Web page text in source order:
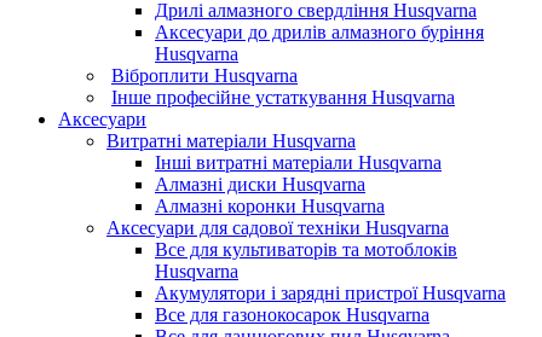
Дрилі алмазного свердління Husqvarna
Аксесуари до дрилів алмазного буріння
Husqvarna
Віброплити Husqvarna
Інше професійне устаткування Husqvarna
Аксесуари
Витратні матеріали Husqvarna
Інші витратні матеріали Husqvarna
Алмазні диски Husqvarna
Алмазні коронки Husqvarna
Аксесуари для садової техніки Husqvarna
Все для культиваторів та мотоблоків
Husqvarna
Акумулятори і зарядні пристрої Husqvarna
Все для газонокосарок Husqvarna